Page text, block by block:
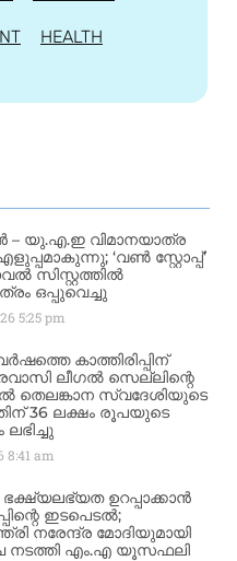
HEALTH
യു.എ.ഇ വിമാനയാത്ര
‘വൺ സ്റ്റോപ്പ്’
സിസ്റ്റത്തിൽ
ഒപ്പുവെച്ചു
5:25 pm
കാത്തിരിപ്പിന്
ലീഗൽ സെല്ലിന്റെ
തെലങ്കാന സ്വദേശിയുടെ
36 ലക്ഷം രൂപയുടെ
ലഭിച്ചു
8:41 am
ഉറപ്പാക്കാൻ
ഇടപെടൽ;
നരേന്ദ്ര മോദിയുമായി
നടത്തി എം.എ യൂസഫലി